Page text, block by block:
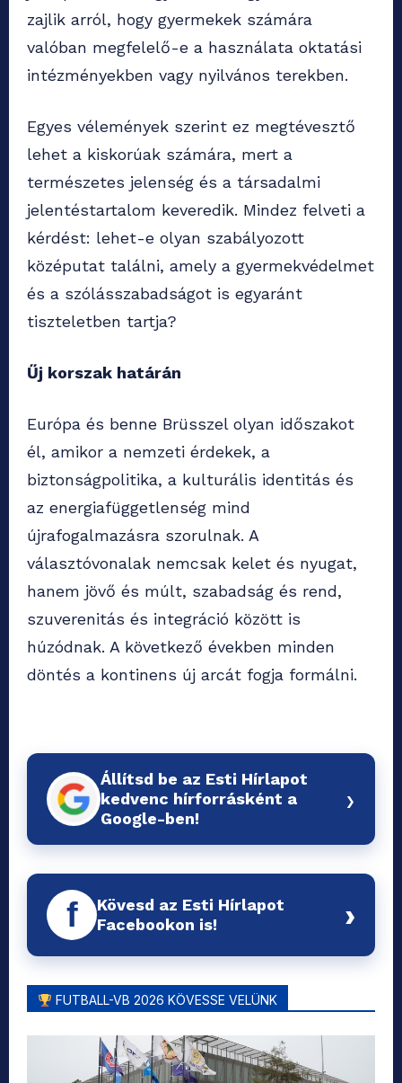
zajlik arról, hogy gyermekek számára
valóban megfelelő-e a használata oktatási
intézményekben vagy nyilvános terekben.
Egyes vélemények szerint ez megtévesztő
lehet a kiskorúak számára, mert a
természetes jelenség és a társadalmi
jelentéstartalom keveredik. Mindez felveti a
kérdést: lehet-e olyan szabályozott
középutat találni, amely a gyermekvédelmet
és a szólásszabadságot is egyaránt
tiszteletben tartja?
Űj korszak határán
Európa és benne Brüsszel olyan időszakot
él, amikor a nemzeti érdekek, a
biztonságpolitika, a kulturális identitás és
az energiafüggetlenség mind
újrafogalmazásra szorulnak. A
választóvonalak nemcsak kelet és nyugat,
hanem jövő és múlt, szabadság és rend,
szuverenitás és integráció között is
húzódnak. A következő években minden
döntés a kontinens új arcát fogja formálni.
Állítsd be az Esti Hírlapot
kedvenc hírforrásként a
Google-ben!
›
f
Kövesd az Esti Hírlapot
Facebookon is!
›
FUTBALL-VB 2026 KÖVESSE VELÜNK